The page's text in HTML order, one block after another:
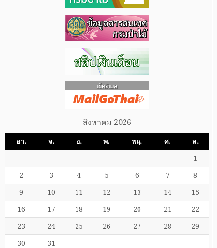
สิงหาคม 2026
อา. จ. อ. พ. พฤ. ศ. ส.
1
2 3 4 5 6 7 8
9 10 11 12 13 14 15
16 17 18 19 20 21 22
23 24 25 26 27 28 29
30 31